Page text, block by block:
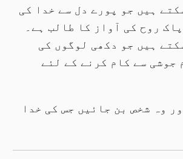
ہیں جو پورے دل سے خدا کی
پاک روح کی آواز کا طالب ہے۔
ہیں جو دکھی لوگوں کی
جوشی سے کام کرنے کے لئے
وہ شخص بن جائیں جس کی خدا